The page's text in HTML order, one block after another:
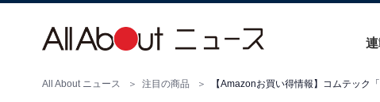
All About ニュース 注目の商品 【Amazonお買い得情報】コムテック